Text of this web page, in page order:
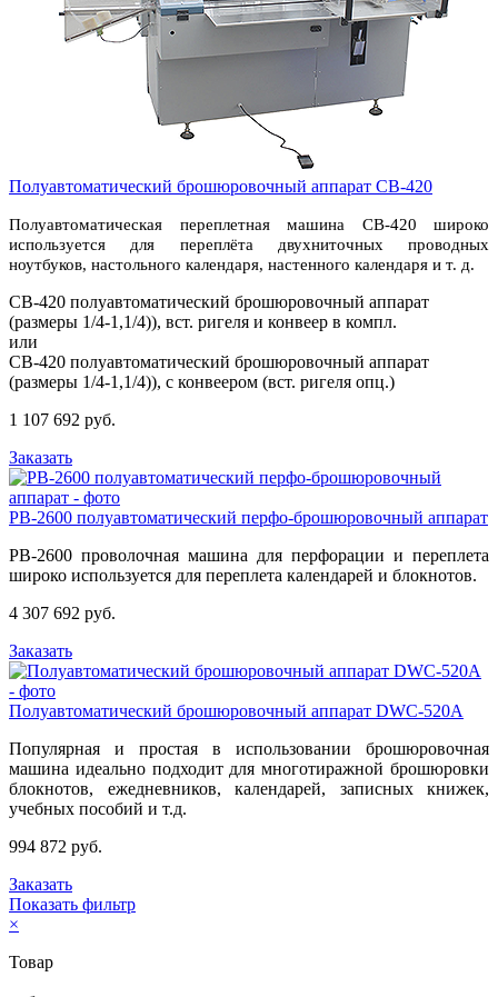
Полуавтоматический брошюровочный аппарат CB-420
Полуавтоматическая переплетная машина CB-420 широко
используется для переплёта двухниточных проводных
ноутбуков, настольного календаря, настенного календаря и т. д.
CB-420 полуавтоматический брошюровочный аппарат
(размеры 1/4-1,1/4)), вст. ригеля и конвеер в компл.
или
CB-420 полуавтоматический брошюровочный аппарат
(размеры 1/4-1,1/4)), с конвеером (вст. ригеля опц.)
1 107 692 руб.
Заказать
PB-2600 полуавтоматический перфо-брошюровочный аппарат
PB-2600 проволочная машина для перфорации и переплета
широко используется для переплета календарей и блокнотов.
4 307 692 руб.
Заказать
Полуавтоматический брошюровочный аппарат DWC-520A
Популярная и простая в использовании брошюровочная
машина идеально подходит для многотиражной брошюровки
блокнотов, ежедневников, календарей, записных книжек,
учебных пособий и т.д.
994 872 руб.
Заказать
Показать фильтр
×
Товар